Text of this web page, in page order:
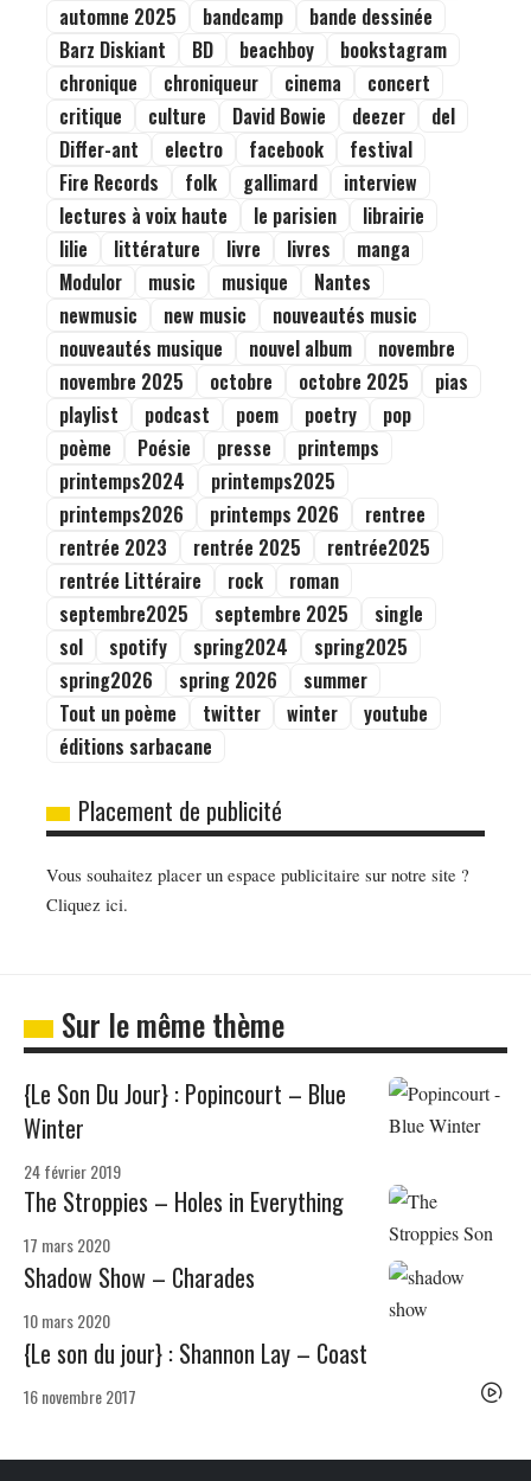
automne 2025
bandcamp
bande dessinée
Barz Diskiant
BD beachboy
bookstagram
chronique
chroniqueur cinema
concert
critique
culture David Bowie deezer
del
Differ-ant
electro facebook
festival
Fire Records
folk gallimard
interview
lectures à voix haute
le parisien
librairie
lilie
littérature livre livres
manga
Modulor
music musique
Nantes
newmusic
new music
nouveautés music
nouveautés musique
nouvel album
novembre
novembre 2025
octobre octobre 2025
pias
playlist
podcast poem poetry
pop
poème
Poésie presse
printemps
printemps2024
printemps2025
printemps2026
printemps 2026
rentree
rentrée 2023
rentrée 2025
rentrée2025
rentrée Littéraire
rock
roman
septembre2025
septembre 2025
single
sol
spotify spring2024
spring2025
spring2026
spring 2026
summer
Tout un poème
twitter winter
youtube
éditions sarbacane
Placement de publicité
Vous souhaitez placer un espace publicitaire sur notre site ?
Cliquez ici.
Sur le même thème
{Le Son Du Jour} : Popincourt – Blue
Winter
24 février 2019
The Stroppies – Holes in Everything
17 mars 2020
Shadow Show – Charades
10 mars 2020
{Le son du jour} : Shannon Lay – Coast
16 novembre 2017